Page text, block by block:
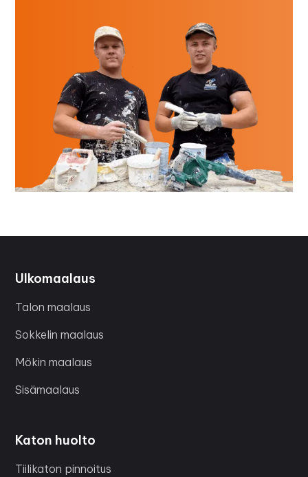
Ulkomaalaus
Talon maalaus
Sokkelin maalaus
Mökin maalaus
Sisämaalaus
Katon huolto
Tiilikaton pinnoitus